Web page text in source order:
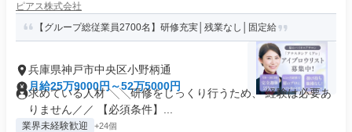
ピアス株式会社
【グループ総従業員2700名】研修充実│残業なし│固定給
兵庫県神戸市中央区小野柄通
月給25万9000円～52万5000円
求めている人材 ╲╲研修をじっくり行うため、 経験は必要あ
りません／／ 【必須条件】...
業界未経験歓迎 +24個